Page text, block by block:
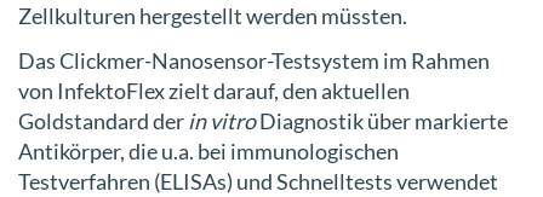
Zellkulturen hergestellt werden müssten.
Das Clickmer-Nanosensor-Testsystem im Rahmen
von InfektoFlex zielt darauf, den aktuellen
Goldstandard derin vitroDiagnostik über markierte
Antikörper, die u.a. bei immunologischen
Testverfahren (ELISAs) und Schnelltests verwendet